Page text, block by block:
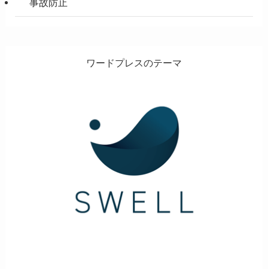
事故防止
ワードプレスのテーマ